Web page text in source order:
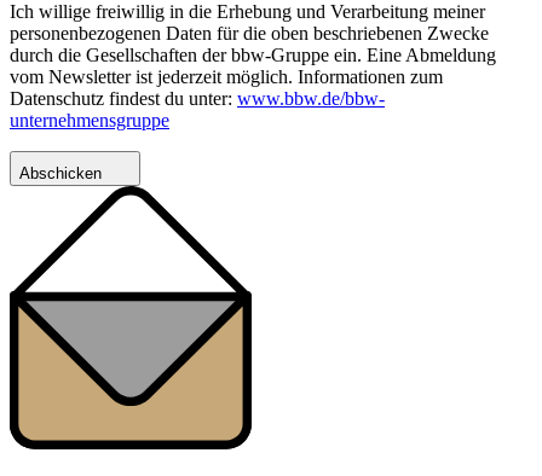
Ich willige freiwillig in die Erhebung und Verarbeitung meiner
personenbezogenen Daten für die oben beschriebenen Zwecke
durch die Gesellschaften der bbw-Gruppe ein. Eine Abmeldung
vom Newsletter ist jederzeit möglich. Informationen zum
Datenschutz findest du unter: www.bbw.de/bbw-
unternehmensgruppe
Abschicken